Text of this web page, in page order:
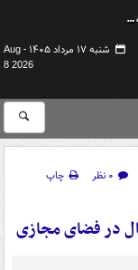
شنبه ۱۷ مرداد ۱۴۰۵ -
Aug
8 2026
۰ نظر
چاپ
در فضای مجازی